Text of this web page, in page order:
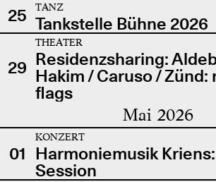
25
TANZ
Tankstelle Bühne 2026
29
THEATER
Residenzsharing:
Hakim / Caruso / Zünd:
flags
Mai 2026
01
KONZERT
Harmoniemusik
Session